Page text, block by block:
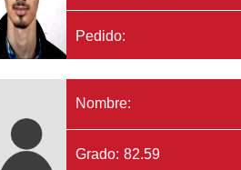
Pedido:
Nombre:
Grado: 82.59